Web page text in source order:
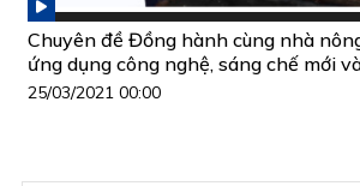
Chuyên đề Đồng hành cùng nhà
ứng dụng công nghệ, sáng chế mới
25/03/2021 00:00